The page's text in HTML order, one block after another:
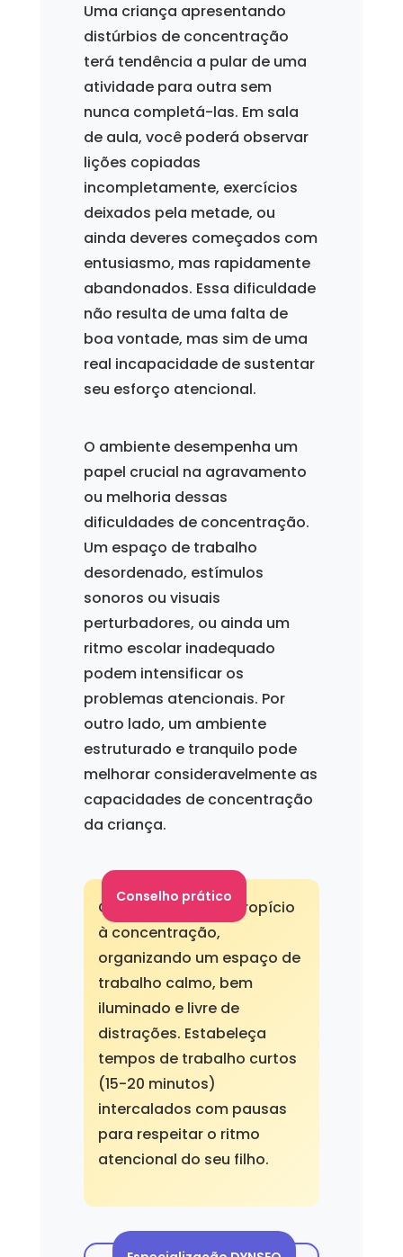
Uma criança apresentando
distúrbios de concentração
terá tendência a pular de uma
atividade para outra sem
nunca completá-las. Em sala
de aula, você poderá observar
lições copiadas
incompletamente, exercícios
deixados pela metade, ou
ainda deveres começados com
entusiasmo, mas rapidamente
abandonados. Essa dificuldade
não resulta de uma falta de
boa vontade, mas sim de uma
real incapacidade de sustentar
seu esforço atencional.
O ambiente desempenha um
papel crucial na agravamento
ou melhoria dessas
dificuldades de concentração.
Um espaço de trabalho
desordenado, estímulos
sonoros ou visuais
perturbadores, ou ainda um
ritmo escolar inadequado
podem intensificar os
problemas atencionais. Por
outro lado, um ambiente
estruturado e tranquilo pode
melhorar consideravelmente as
capacidades de concentração
da criança.
Conselho prático
Crie um ambiente propício
à concentração,
organizando um espaço de
trabalho calmo, bem
iluminado e livre de
distrações. Estabeleça
tempos de trabalho curtos
(15-20 minutos)
intercalados com pausas
para respeitar o ritmo
atencional do seu filho.